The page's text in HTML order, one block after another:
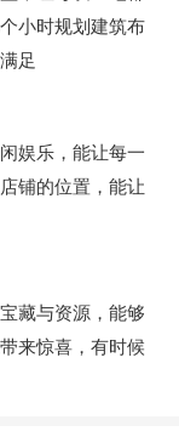
小时规划建筑布
足
娱乐，能让每一
铺的位置，能让
藏与资源，能够
来惊喜，有时候